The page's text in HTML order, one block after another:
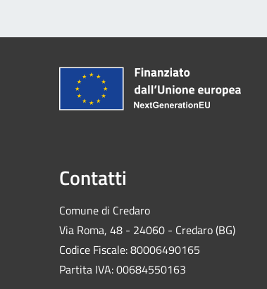
Contatti
Comune di Credaro
Via Roma, 48 - 24060 - Credaro (BG)
Codice Fiscale: 80006490165
Partita IVA: 00684550163